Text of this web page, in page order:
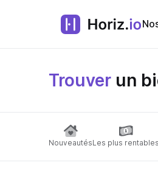
Trouver un
NouveautésLes plus rentables